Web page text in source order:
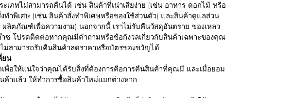
ะเภทไม่สามารถคืนได้ เช่น สินค้าที่เน่าเสียง่าย (เช่น อาหาร ดอกไม้ หรือ
ทำพิเศษ (เช่น สินค้าสั่งทำพิเศษหรือของใช้ส่วนตัว) และสินค้าดูแลส่วน
ลิตภัณฑ์เพื่อความงาม) นอกจากนี้ เราไม่รับคืนวัสดุอันตราย ของเหลว
ซ โปรดติดต่อหากคุณมีคำถามหรือข้อกังวลเกี่ยวกับสินค้าเฉพาะของคุณ
ม่สามารถรับคืนสินค้าลดราคาหรือบัตรของขวัญได้
ยน
เพื่อให้แน่ใจว่าคุณได้รับสิ่งที่ต้องการคือการคืนสินค้าที่คุณมี และเมื่อยอม
ค้าแล้ว ให้ทำการซื้อสินค้าใหม่แยกต่างหาก